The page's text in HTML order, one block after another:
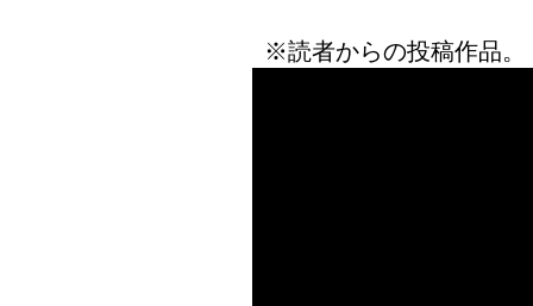
※読者からの投稿作品